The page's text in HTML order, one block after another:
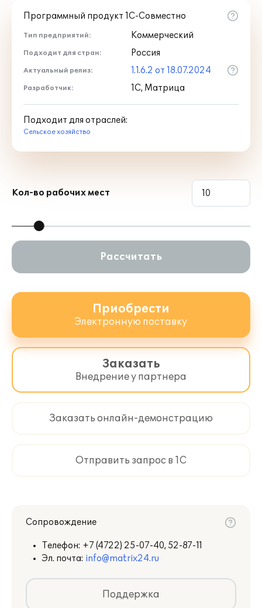
Программный продукт 1С-Совместно
Тип предприятий: Коммерческий
Подходит для стран: Россия
Актуальный релиз: 1.1.6.2 от 18.07.2024
Разработчик: 1С, Матрица
Подходит для отраслей:
Сельское хозяйство
Кол-во рабочих мест
Рассчитать
Приобрести
Электронную поставку
Заказать
Внедрение у партнера
Заказать онлайн-демонстрацию
Отправить запрос в 1С
Сопровождение
Телефон: +7 (4722) 25-07-40, 52-87-11
Эл. почта: info@matrix24.ru
Поддержка